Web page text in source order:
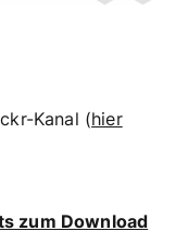
Kanal (hier
zum Download